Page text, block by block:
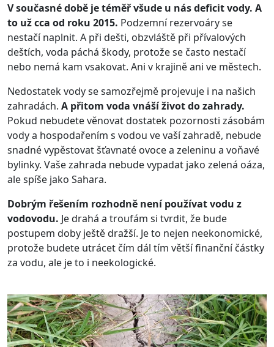
V současné době je téměř všude u nás deficit vody. A
to už cca od roku 2015. Podzemní rezervoáry se
nestačí naplnit. A při dešti, obzvláště při přívalových
deštích, voda páchá škody, protože se často nestačí
nebo nemá kam vsakovat. Ani v krajině ani ve městech.
Nedostatek vody se samozřejmě projevuje i na našich
zahradách. A přitom voda vnáší život do zahrady.
Pokud nebudete věnovat dostatek pozornosti zásobám
vody a hospodařením s vodou ve vaší zahradě, nebude
snadné vypěstovat šťavnaté ovoce a zeleninu a voňavé
bylinky. Vaše zahrada nebude vypadat jako zelená oáza,
ale spíše jako Sahara.
Dobrým řešením rozhodně není používat vodu z
vodovodu. Je drahá a troufám si tvrdit, že bude
postupem doby ještě dražší. Je to nejen neekonomické,
protože budete utrácet čím dál tím větší finanční částky
za vodu, ale je to i neekologické.